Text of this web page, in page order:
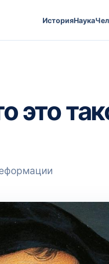
ИсторияНаука
это